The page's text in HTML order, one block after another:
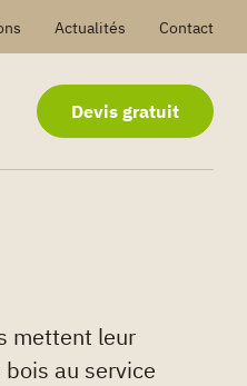
Actualités Contact
Devis gratuit
mettent leur
au service